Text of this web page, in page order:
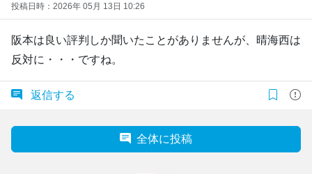
投稿日時：2026年 05月 13日 10:26
阪本は良い評判しか聞いたことがありませんが、晴海西は
反対に・・・ですね。
返信する
全体に投稿